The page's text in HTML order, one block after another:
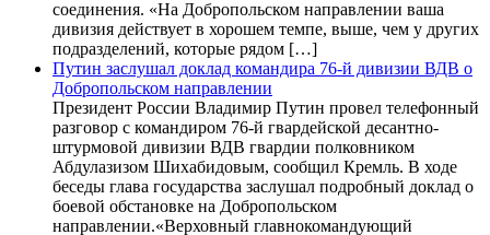
соединения. «На Добропольском направлении ваша
дивизия действует в хорошем темпе, выше, чем у других
подразделений, которые рядом […]
Путин заслушал доклад командира 76-й дивизии ВДВ о
Добропольском направлении
Президент России Владимир Путин провел телефонный
разговор с командиром 76-й гвардейской десантно-
штурмовой дивизии ВДВ гвардии полковником
Абдулазизом Шихабидовым, сообщил Кремль. В ходе
беседы глава государства заслушал подробный доклад о
боевой обстановке на Добропольском
направлении.«Верховный главнокомандующий